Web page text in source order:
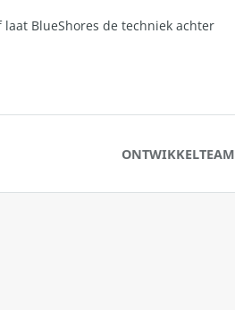
BlueShores de techniek achter
ONTWIKKELTEAM